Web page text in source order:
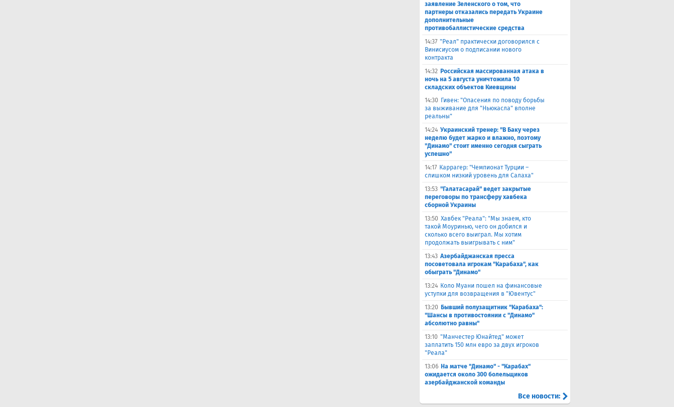
заявление Зеленского о том, что
партнеры отказались передать Украине
дополнительные
противобаллистические средства
14:37 "Реал" практически договорился с
Винисиусом о подписании нового
контракта
14:32 Российская массированная атака в
ночь на 5 августа уничтожила 10
складских объектов Киевщины
14:30 Гивен: "Опасения по поводу борьбы
за выживание для "Ньюкасла" вполне
реальны"
14:24 Украинский тренер: "В Баку через
неделю будет жарко и влажно, поэтому
"Динамо" стоит именно сегодня сыграть
успешно"
14:17 Каррагер: "Чемпионат Турции –
слишком низкий уровень для Салаха"
13:53 "Галатасарай" ведет закрытые
переговоры по трансферу хавбека
сборной Украины
13:50 Хавбек "Реала": "Мы знаем, кто
такой Моуринью, чего он добился и
сколько всего выиграл. Мы хотим
продолжать выигрывать с ним"
13:43 Азербайджанская пресса
посоветовала игрокам "Карабаха", как
обыграть "Динамо"
13:24 Коло Муани пошел на финансовые
уступки для возвращения в "Ювентус"
13:20 Бывший полузащитник "Карабаха":
"Шансы в противостоянии с "Динамо"
абсолютно равны"
13:10 "Манчестер Юнайтед" может
заплатить 150 млн евро за двух игроков
"Реала"
13:06 На матче "Динамо" - "Карабах"
ожидается около 300 болельщиков
азербайджанской команды
Все новости: